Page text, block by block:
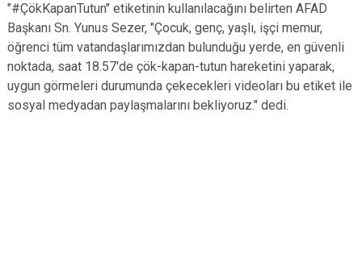
"#ÇökKapanTutun" etiketinin kullanılacağını belirten AFAD
Başkanı Sn. Yunus Sezer, "Çocuk, genç, yaşlı, işçi memur,
öğrenci tüm vatandaşlarımızdan bulunduğu yerde, en güvenli
noktada, saat 18.57'de çök-kapan-tutun hareketini yaparak,
uygun görmeleri durumunda çekecekleri videoları bu etiket ile
sosyal medyadan paylaşmalarını bekliyoruz." dedi.